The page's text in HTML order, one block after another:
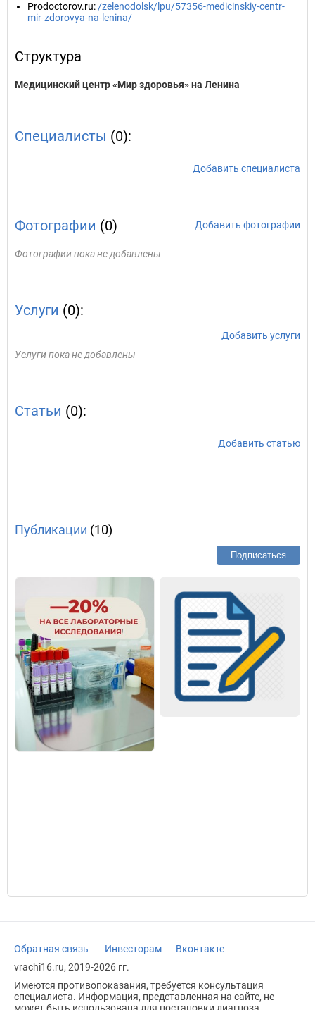
Prodoctorov.ru: /zelenodolsk/lpu/57356-medicinskiy-centr-
mir-zdorovya-na-lenina/
Структура
Медицинский центр «Мир здоровья» на Ленина
Специалисты (0):
Добавить специалиста
Фотографии (0) Добавить фотографии
Фотографии пока не добавлены
Услуги (0):
Добавить услуги
Услуги пока не добавлены
Статьи (0):
Добавить статью
Публикации (10)
Подписаться
Обратная связь Инвесторам
Вконтакте
vrachi16.ru, 2019-2026 гг.
Имеются противопоказания, требуется консультация
специалиста. Информация, представленная на сайте, не
может быть использована для постановки диагноза,